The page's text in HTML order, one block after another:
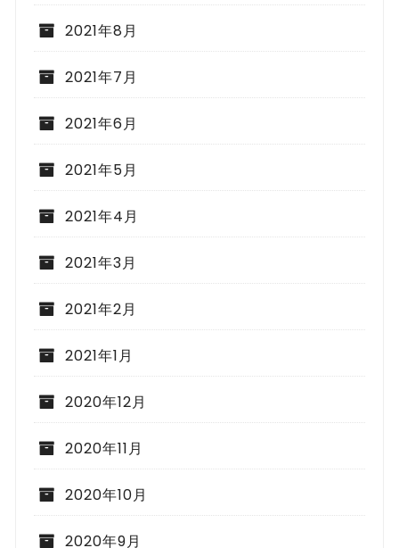
2021年8月
2021年7月
2021年6月
2021年5月
2021年4月
2021年3月
2021年2月
2021年1月
2020年12月
2020年11月
2020年10月
2020年9月